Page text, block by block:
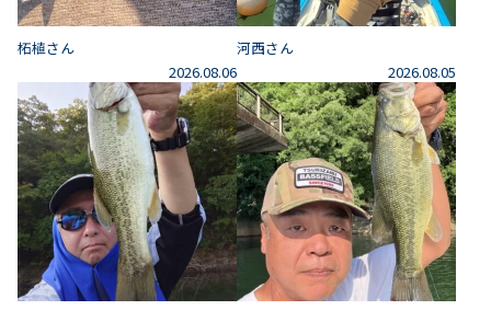
柘植さん
2026.08.06
河西さん
2026.08.05